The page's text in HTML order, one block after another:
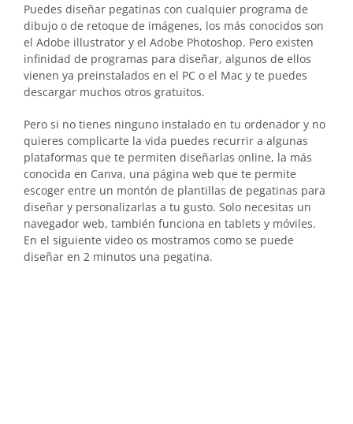
Puedes diseñar pegatinas con cualquier programa de
dibujo o de retoque de imágenes, los más conocidos son
el Adobe illustrator y el Adobe Photoshop. Pero existen
infinidad de programas para diseñar, algunos de ellos
vienen ya preinstalados en el PC o el Mac y te puedes
descargar muchos otros gratuitos.
Pero si no tienes ninguno instalado en tu ordenador y no
quieres complicarte la vida puedes recurrir a algunas
plataformas que te permiten diseñarlas online, la más
conocida en Canva, una página web que te permite
escoger entre un montón de plantillas de pegatinas para
diseñar y personalizarlas a tu gusto. Solo necesitas un
navegador web, también funciona en tablets y móviles.
En el siguiente video os mostramos como se puede
diseñar en 2 minutos una pegatina.